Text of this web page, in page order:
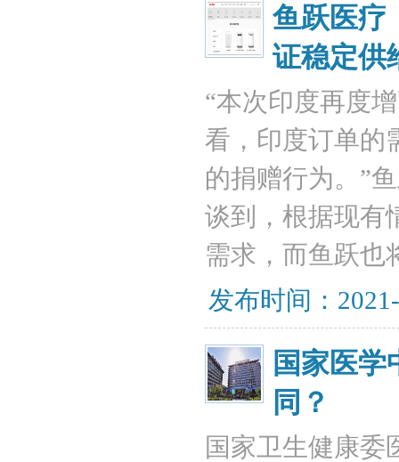
鱼跃医疗
证稳定供
“本次印度再度
看，印度订单的
的捐赠行为。”
谈到，根据现有
需求，而鱼跃也
发布时间：
国家医
同？
国家卫生健康委